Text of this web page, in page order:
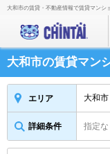
大和市の賃貸・不動産情報で賃貸マンシ
大和市の賃貸マン
エリア 大和市
詳細条件 指定な